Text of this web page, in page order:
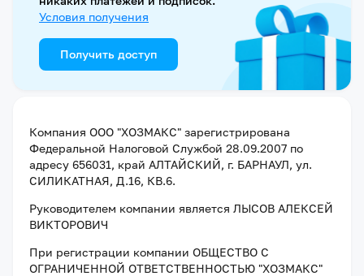
Условия получения
Получить доступ
Компания ООО "ХОЗМАКС" зарегистрирована
Федеральной Налоговой Службой 28.09.2007 по
адресу 656031, край АЛТАЙСКИЙ, г. БАРНАУЛ, ул.
СИЛИКАТНАЯ, Д.16, КВ.6.
Руководителем компании является ЛЫСОВ АЛЕКСЕЙ
ВИКТОРОВИЧ
При регистрации компании ОБЩЕСТВО С
ОГРАНИЧЕННОЙ ОТВЕТСТВЕННОСТЬЮ "ХОЗМАКС"